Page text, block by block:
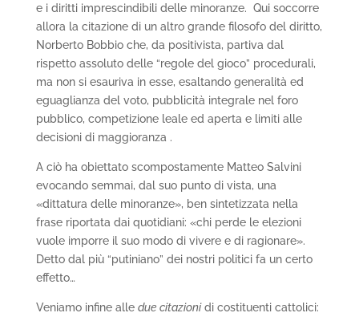
e i diritti imprescindibili delle minoranze. Qui soccorre
allora la citazione di un altro grande filosofo del diritto,
Norberto Bobbio che, da positivista, partiva dal
rispetto assoluto delle “regole del gioco” procedurali,
ma non si esauriva in esse, esaltando generalità ed
eguaglianza del voto, pubblicità integrale nel foro
pubblico, competizione leale ed aperta e limiti alle
decisioni di maggioranza .
A ciò ha obiettato scompostamente Matteo Salvini
evocando semmai, dal suo punto di vista, una
«dittatura delle minoranze», ben sintetizzata nella
frase riportata dai quotidiani: «chi perde le elezioni
vuole imporre il suo modo di vivere e di ragionare».
Detto dal più “putiniano” dei nostri politici fa un certo
effetto…
Veniamo infine alle due citazionidi costituenti cattolici: